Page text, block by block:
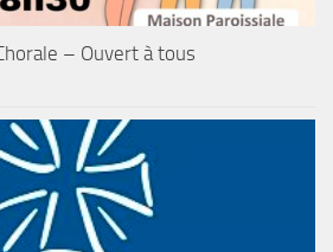
– Ouvert à tous